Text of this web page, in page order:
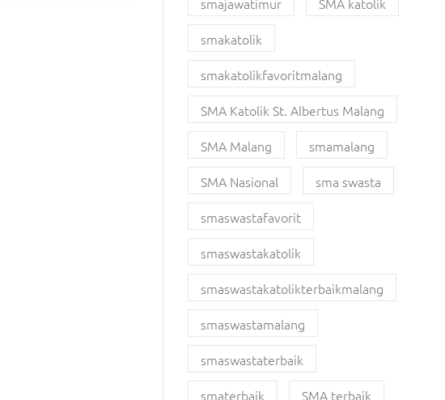
smakatolik
smakatolikfavoritmalang
SMA Katolik St. Albertus Malang
SMA Malang
smamalang
SMA Nasional
sma swasta
smaswastafavorit
smaswastakatolik
smaswastakatolikterbaikmalang
smaswastamalang
smaswastaterbaik
smaterbaik
SMA terbaik